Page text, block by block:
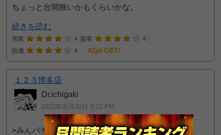
ちょっと台間狭いかもくらいかな。
続きを読む
営業 4 接客
4
設備
4 42pt GET!
１２３博多店
Dr.ichigaki
2022年05月31日 9:22 PM
>みんパチスタッフ さん